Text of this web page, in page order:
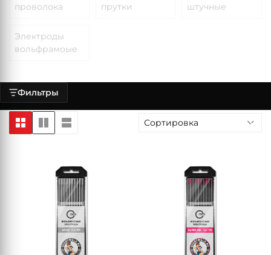
проволока
прутки
штучные
Электроды
вольфрамоые
Фильтры